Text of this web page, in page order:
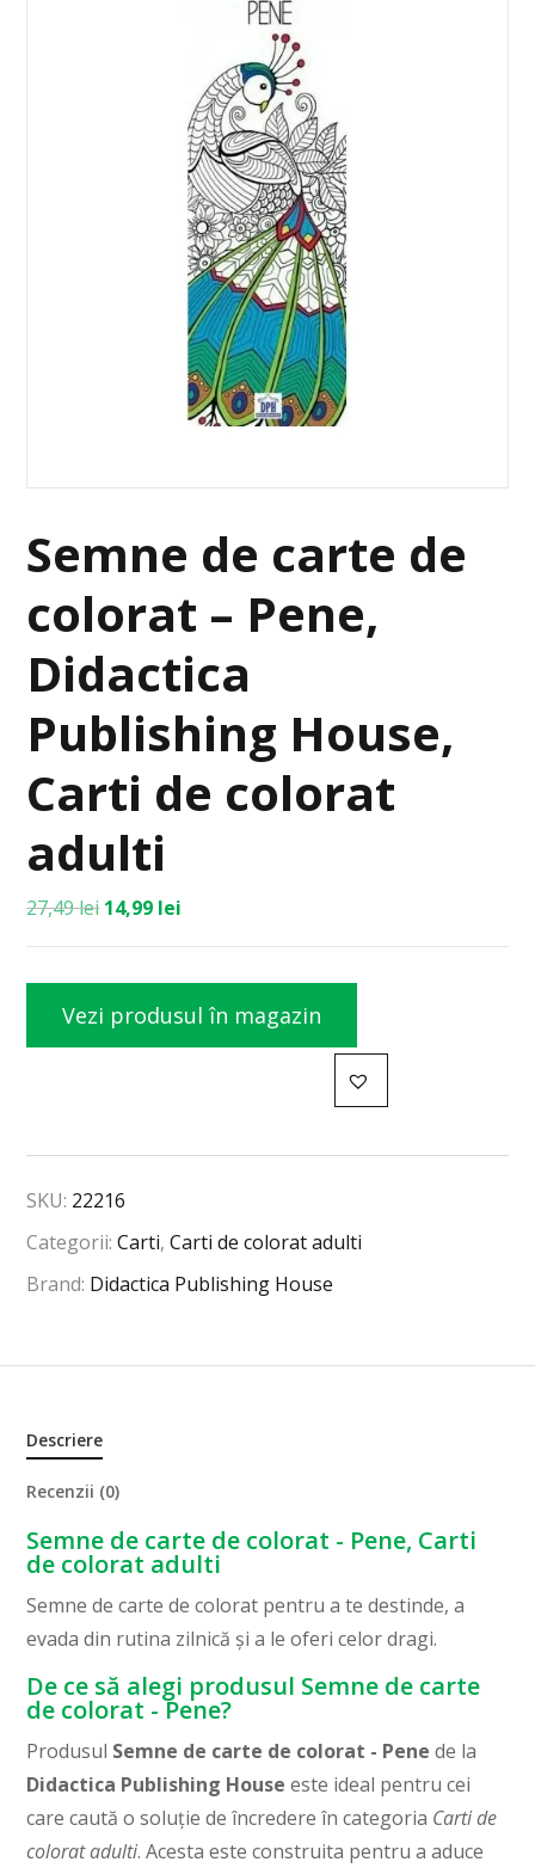
Semne de carte de
colorat – Pene,
Didactica
Publishing House,
Carti de colorat
adulti
27,49lei 14,99 lei
Vezi produsul în magazin
SKU: 22216
Categorii:Carti,Carti de colorat adulti
Brand: Didactica Publishing House
Descriere
Recenzii (0)
Semne de carte de colorat - Pene, Carti
de colorat adulti
Semne de carte de colorat pentru a te destinde, a
evada din rutina zilnică și a le oferi celor dragi.
De ce să alegi produsul Semne de carte
de colorat - Pene?
Produsul Semne de carte de colorat - Pene de la
Didactica Publishing House este ideal pentru cei
care caută o soluție de încredere în categoria Carti de
colorat adulti. Acesta este construita pentru a aduce